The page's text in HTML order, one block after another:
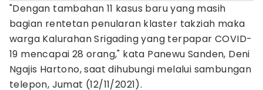
"Dengan tambahan 11 kasus baru yang masih
bagian rentetan penularan klaster takziah maka
warga Kalurahan Srigading yang terpapar COVID-
19 mencapai 28 orang," kata Panewu Sanden, Deni
Ngajis Hartono, saat dihubungi melalui sambungan
telepon, Jumat (12/11/2021).